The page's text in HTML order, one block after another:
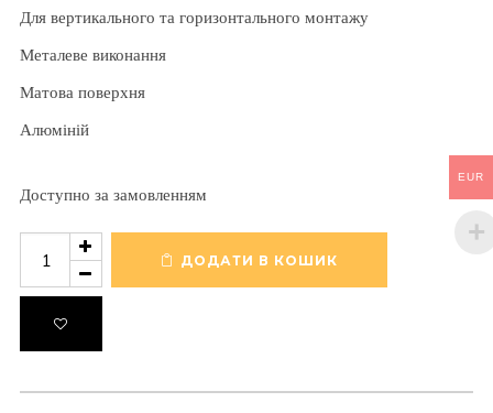
Для вертикального та горизонтального монтажу
Металеве виконання
Матова поверхня
Алюміній
Доступно за замовленням
на
Алюміній
ДОДАТИ В КОШИК
EUR